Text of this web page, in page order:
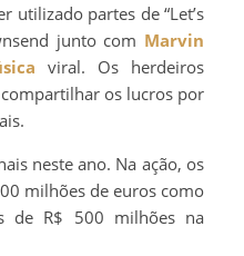
utilizado partes de “Let’s
junto com Marvin
viral. Os herdeiros
os lucros por
neste ano. Na ação, os
milhões de euros como
de R$ 500 milhões na